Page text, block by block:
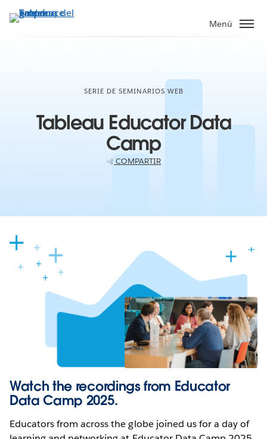
Menú
SERIE DE SEMINARIOS WEB
Tableau Educator Data
Camp
COMPARTIR
Watch the recordings from Educator
Data Camp 2025.
Educators from across the globe joined us for a day of